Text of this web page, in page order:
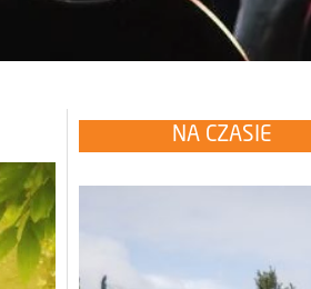
NA CZASIE